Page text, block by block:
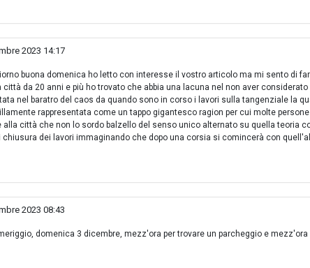
2023 14:17
buona domenica ho letto con interesse il vostro articolo ma mi sento di
città da 20 anni e più ho trovato che abbia una lacuna nel non aver
nel baratro del caos da quando sono in corso i lavori sulla tangenziale la
rappresentata come un tappo gigantesco ragion per cui molte
alla città che non lo sordo balzello del senso unico alternato su quella teoria
chiusura dei lavori immaginando che dopo una corsia si comincerà con
2023 08:43
domenica 3 dicembre, mezz'ora per trovare un parcheggio e